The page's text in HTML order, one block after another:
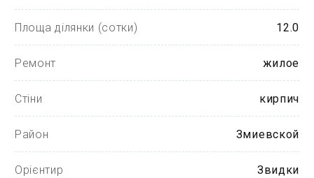
Площа ділянки (сотки) 12.0
Ремонт жилое
Стіни кирпич
Район Змиевской
Орієнтир Звидки